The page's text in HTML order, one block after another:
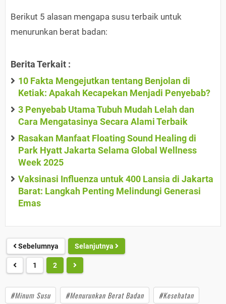
Berikut 5 alasan mengapa susu terbaik untuk
menurunkan berat badan:
Berita Terkait :
10 Fakta Mengejutkan tentang Benjolan di
Ketiak: Apakah Kecapekan Menjadi Penyebab?
3 Penyebab Utama Tubuh Mudah Lelah dan
Cara Mengatasinya Secara Alami Terbaik
Rasakan Manfaat Floating Sound Healing di
Park Hyatt Jakarta Selama Global Wellness
Week 2025
Vaksinasi Influenza untuk 400 Lansia di Jakarta
Barat: Langkah Penting Melindungi Generasi
Emas
Sebelumnya Selanjutnya
1 2
#Minum Susu #Menurunkan Berat Badan #Kesehatan